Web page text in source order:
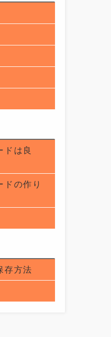
ドは良
ドの作り
存方法